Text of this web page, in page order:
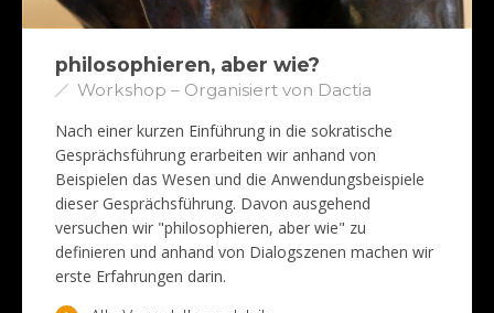
philosophieren, aber wie?
Workshop – Organisiert von Dactia
Nach einer kurzen Einführung in die sokratische
Gesprächsführung erarbeiten wir anhand von
Beispielen das Wesen und die Anwendungsbeispiele
dieser Gesprächsführung. Davon ausgehend
versuchen wir "philosophieren, aber wie" zu
definieren und anhand von Dialogszenen machen wir
erste Erfahrungen darin.